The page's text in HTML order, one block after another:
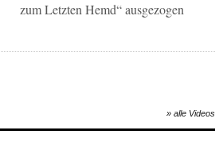
zum Letzten Hemd“ ausgezogen
» alle Videos